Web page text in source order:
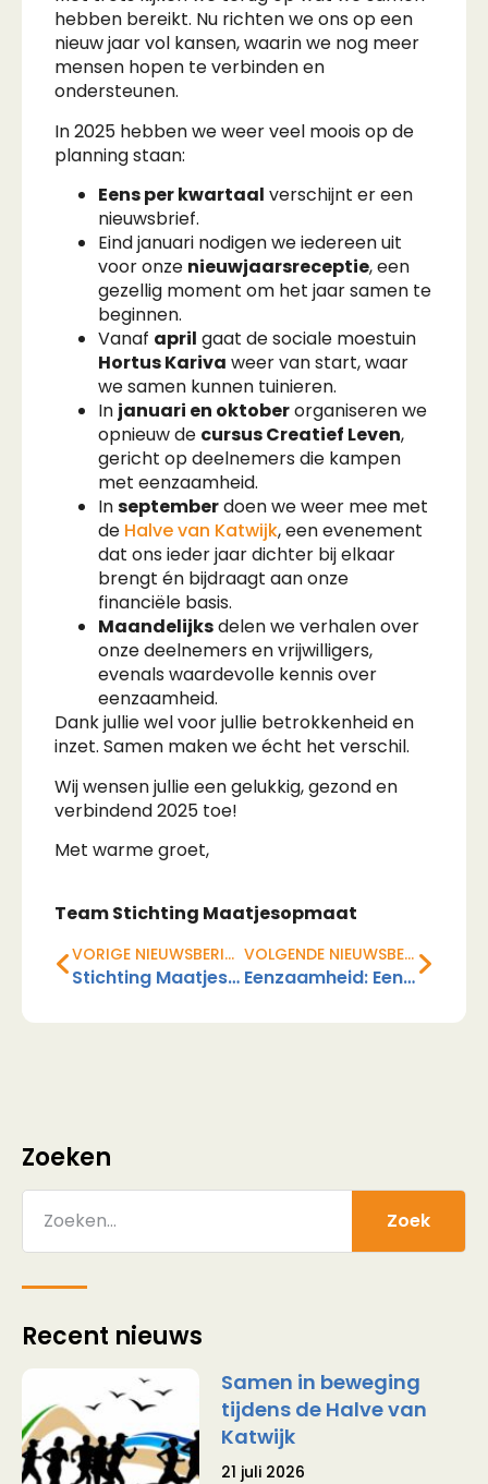
hebben bereikt. Nu richten we ons op een
nieuw jaar vol kansen, waarin we nog meer
mensen hopen te verbinden en
ondersteunen.
In 2025 hebben we weer veel moois op de
planning staan:
Eens per kwartaal verschijnt er een
nieuwsbrief.
Eind januari nodigen we iedereen uit
voor onze nieuwjaarsreceptie, een
gezellig moment om het jaar samen te
beginnen.
Vanaf april gaat de sociale moestuin
Hortus Kariva weer van start, waar
we samen kunnen tuinieren.
In januari en oktoberorganiseren we
opnieuw de cursus Creatief Leven,
gericht op deelnemers die kampen
met eenzaamheid.
Inseptemberdoen we weer mee met
de Halve van Katwijk, een evenement
dat ons ieder jaar dichter bij elkaar
brengt én bijdraagt aan onze
financiële basis.
Maandelijksdelen we verhalen over
onze deelnemers en vrijwilligers,
evenals waardevolle kennis over
eenzaamheid.
Dank jullie wel voor jullie betrokkenheid en
inzet. Samen maken we écht het verschil.
Wij wensen jullie een gelukkig, gezond en
verbindend 2025 toe!
Met warme groet,
Team Stichting Maatjesopmaat
VORIGE NIEUWSBERICHT
Stichting Maatjesopmaat Zoekt Maatjescoaches: Maak Het Verschil In Iemands Leven!
VOLGENDE NIEUWSBERICHT
Eenzaamheid: Een Ander Perspectief
Zoeken
Zoek
Recent nieuws
Samen in beweging
tijdens de Halve van
Katwijk
21 juli 2026